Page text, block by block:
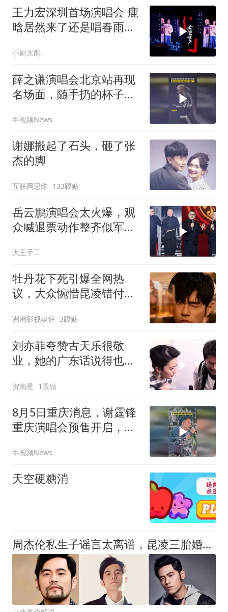
王力宏深圳首场演唱会 鹿
晗居然来了还是唱春雨里
小厨大凯
薛之谦演唱会北京站再现
名场面，随手扔的杯子砸
牛视频News
谢娜搬起了石头，砸了张
杰的脚
互联网思维 133跟贴
岳云鹏演唱会太火爆，观
众喊退票动作整齐似军
大王手工
牡丹花下死引爆全网热
议，大众惋惜昆凌错付，
洲洲影视娱评 3跟贴
刘亦菲夸赞古天乐很敬
业，她的广东话说得也好
贺南星 1跟贴
8月5日重庆消息，谢霆锋
重庆演唱会预售开启，时
城！
牛视频News
天空硬糖消
周杰伦私生子谣言太离谱，昆凌三胎婚姻引争议